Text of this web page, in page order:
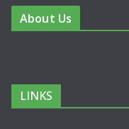
About Us
LINKS